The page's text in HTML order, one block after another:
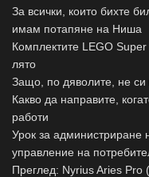
За всички, които бихте
имам потапяне на Ниша
Комплектите LEGO
лято
Защо, по дяволите, не
Какво да направите,
работи
Урок за администриране
управление на
Преглед: Nyrius Aries Pro